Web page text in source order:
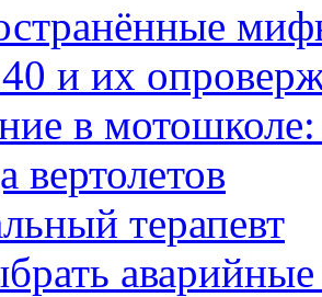
и их
в
вертолетов
терапевт